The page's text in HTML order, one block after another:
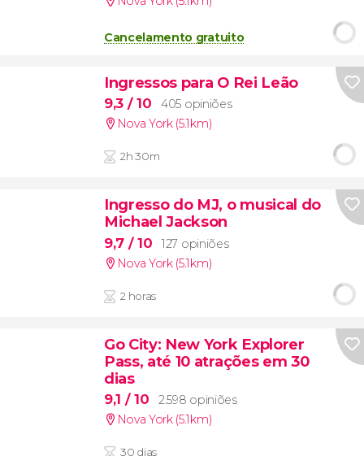
Cancelamento gratuito
Ingressos para O Rei Leão
9,3 / 10
405 opiniões
Nova York (5.1km)
2h 30m
Ingresso do MJ, o musical do
Michael Jackson
9,7 / 10
127 opiniões
Nova York (5.1km)
2 horas
Go City: New York Explorer
Pass, até 10 atrações em 30
dias
9,1 / 10
2.598 opiniões
Nova York (5.1km)
30 dias